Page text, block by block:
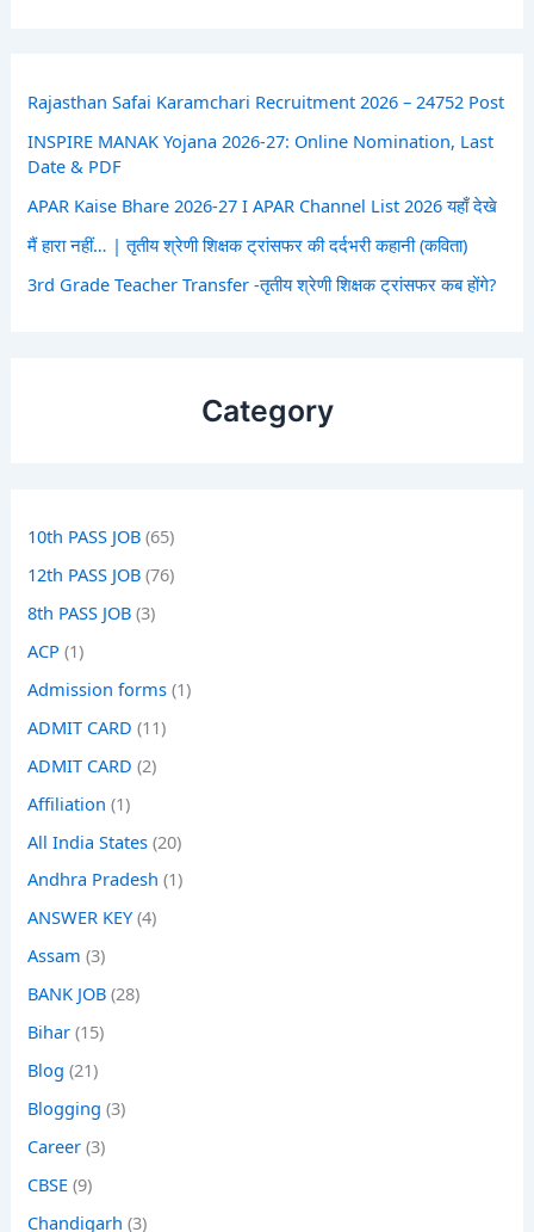
Rajasthan Safai Karamchari Recruitment 2026 – 24752 Post
INSPIRE MANAK Yojana 2026-27: Online Nomination, Last
Date & PDF
APAR Kaise Bhare 2026-27 I APAR Channel List 2026 यहाँ देखे
मैं हारा नहीं… | तृतीय श्रेणी शिक्षक ट्रांसफर की दर्दभरी कहानी (कविता)
3rd Grade Teacher Transfer -तृतीय श्रेणी शिक्षक ट्रांसफर कब होंगे?
Category
10th PASS JOB (65)
12th PASS JOB (76)
8th PASS JOB (3)
ACP (1)
Admission forms (1)
ADMIT CARD (11)
ADMIT CARD (2)
Affiliation (1)
All India States (20)
Andhra Pradesh (1)
ANSWER KEY (4)
Assam (3)
BANK JOB (28)
Bihar (15)
Blog (21)
Blogging (3)
Career (3)
CBSE (9)
Chandigarh (3)